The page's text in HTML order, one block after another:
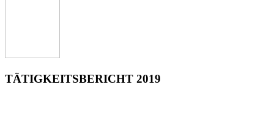
TÄTIGKEITSBERICHT 2019